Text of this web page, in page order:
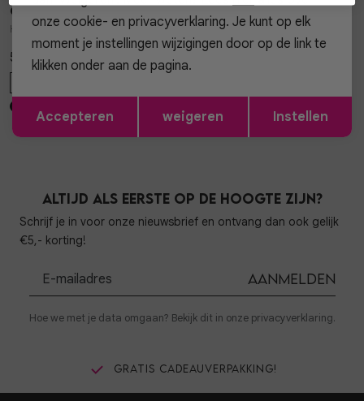
Gossip
HAARCLIP BIBI HAARCLIP BIBI
5,95
/2
HAARCLIP BABS HAARCLIP BABS
Altijd als eerste op de hoogte zijn?
Schrijf je in voor onze nieuwsbrief en ontvang dan ook gelijk
€5,- korting!
Aanmelden
Hoe we met je data omgaan? Bekijk dit in onze privacyverklaring.
Gratis cadeauverpakking!
Opslaan
onze cookie- en privacyverklaring. Je kunt op elk
moment je instellingen wijzigingen door op de link te
klikken onder aan de pagina.
Accepteren weigeren Instellen